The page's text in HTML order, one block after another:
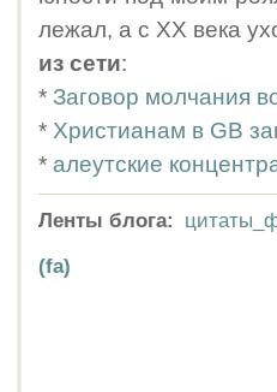
лежал, а с ХХ века
из сети:
* Заговор молчания
* Христианам в GB
* алеутские
Ленты блога:
(fa)